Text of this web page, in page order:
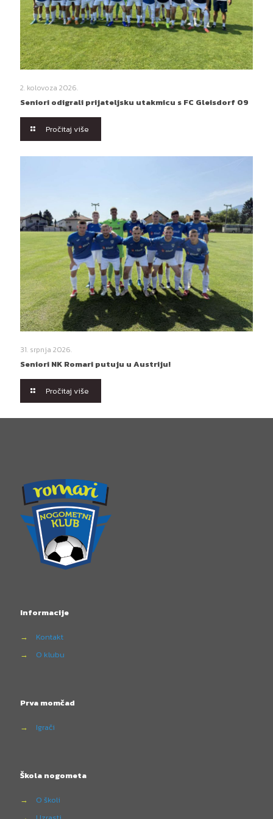
2. kolovoza 2026.
Seniori odigrali prijateljsku utakmicu s FC Gleisdorf 09
Pročitaj više
31. srpnja 2026.
Seniori NK Romari putuju u Austriju!
Pročitaj više
Informacije
→
Kontakt
→
O klubu
Prva momčad
→ Igrači
Škola nogometa
→
O školi